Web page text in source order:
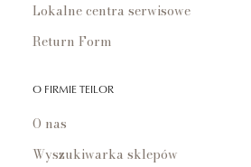
Lokalne centra serwisowe
Return Form
O FIRMIE TEILOR
O nas
Wyszukiwarka sklepów